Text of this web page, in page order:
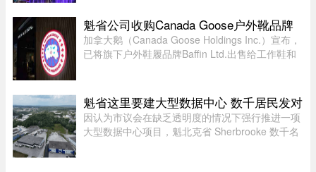
门用的腰包，结果在 ÎleSoniq 开幕前几天还得折腾
着重新买一个，太 ...
魁省公司收购Canada Goose户外靴品牌
加拿大鹅（Canada Goose Holdings Inc.）宣布，
已将旗下户外鞋履品牌Baffin Ltd.出售给工作鞋和
旨在简化运营模式，将更 ...
魁省这里要建大型数据中心 数千居民发对
因认为市议会在缺乏透明度的情况下强行推进一项
大型数据中心项目，魁北克省 Sherbrooke 数千名